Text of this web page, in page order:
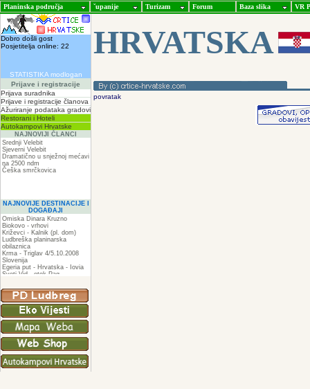
Planinska područja ˇupanije Turizam Forum Baza slika VR
Dobro došli gost
Posjetitelja online: 22
STATISTIKA modlogan
Prijave i registracije
Prijava suradnika
Prijave i registracije članova
Ažuriranje podataka gradovi
Restorani i Hoteli
Autokampovi Hrvatske
NAJNOVIJI ČLANCI
Srednji Velebit
Sjeverni Velebit
Dramatično u snježnoj mećavi
na 2500 ndm
Češka smrčkovica
NAJNOVIJE DESTINACIJE I
DOGAĐAJI
Omiska Dinara Kruzno
Biokovo - vrhovi
Križevci - Kalnik (pl. dom)
Ludbreška planinarska
obilaznica
Krma - Triglav 4/5.10.2008
Slovenija
Egeria put - Hrvatska - Iovia
Sveti Vid - otok Pag
ZIR
Podkilavac-Mudna dol-Hahlići-
Kolac-Podki
HRVATSKA
povratak